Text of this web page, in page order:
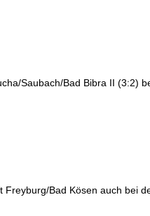
Saubach/Bad Bibra II (3:2)
Bad Kösen auch bei